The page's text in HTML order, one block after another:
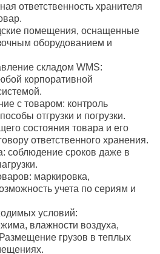
ответственность хранителя
помещения, оснащенные
оборудованием и
складом WMS:
корпоративной
с товаром: контроль
отгрузки и погрузки.
состояния товара и его
ответственного хранения.
соблюдение сроков даже в
маркировка,
учета по сериям и
условий:
влажности воздуха,
грузов в теплых